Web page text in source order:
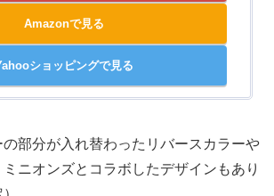
Amazonで見る
ショッピングで見る
部分が入れ替わったリバースカラーや
ニオンズとコラボしたデザインもあり